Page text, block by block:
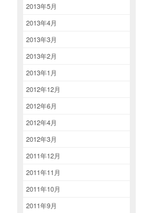
2013年5月
2013年4月
2013年3月
2013年2月
2013年1月
2012年12月
2012年6月
2012年4月
2012年3月
2011年12月
2011年11月
2011年10月
2011年9月